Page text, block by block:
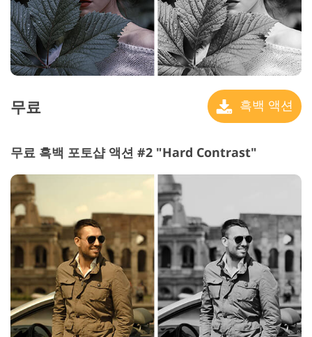
무료 흑백 액션
무료 흑백 포토샵 액션 #2 "Hard Contrast"